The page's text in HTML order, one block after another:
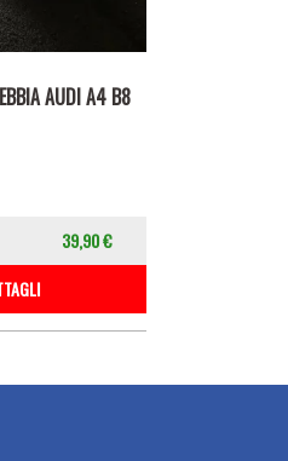
AUDI A4 B8
39,90 €